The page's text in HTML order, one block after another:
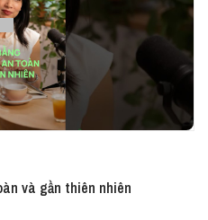
và gần thiên nhiên